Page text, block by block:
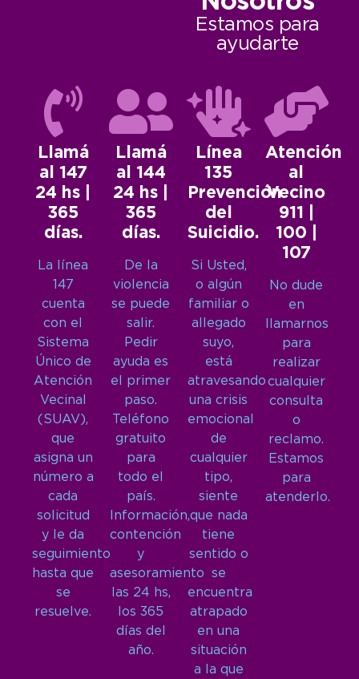
Estamos para
ayudarte
Llamá
al 147
24 hs |
365
días.
La línea
147
cuenta
con el
Sistema
Único de
Atención
Vecinal
(SUAV),
que
asigna un
número a
cada
solicitud
y le da
seguimiento
hasta que
se
resuelve.
Llamá
al 144
24 hs |
365
días.
De la
violencia
se puede
salir.
Pedir
ayuda es
el primer
paso.
Teléfono
gratuito
para
todo el
país.
Información,
contención
y
asesoramiento
las 24 hs,
los 365
días del
año.
Línea
135
Prevención
del
Suicidio.
Si Usted,
o algún
familiar o
allegado
suyo,
está
atravesando
una crisis
emocional
de
cualquier
tipo,
siente
que nada
tiene
sentido o
se
encuentra
atrapado
en una
situación
a la que
Atención
al
Vecino
911 |
100 |
107
No dude
en
llamarnos
para
realizar
cualquier
consulta
o
reclamo.
Estamos
para
atenderlo.